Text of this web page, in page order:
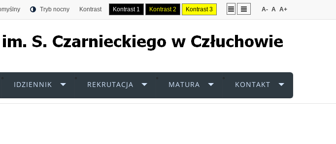
Tryb nocny Kontrast Kontrast 1 Kontrast 2 Kontrast 3 A- A A+
IDZIENNIK REKRUTACJA MATURA KONTAKT